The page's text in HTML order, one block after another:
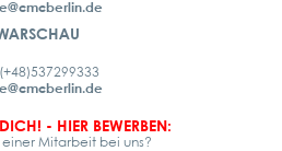
(+48)537299333
- HIER BEWERBEN:
einer Mitarbeit bei uns?